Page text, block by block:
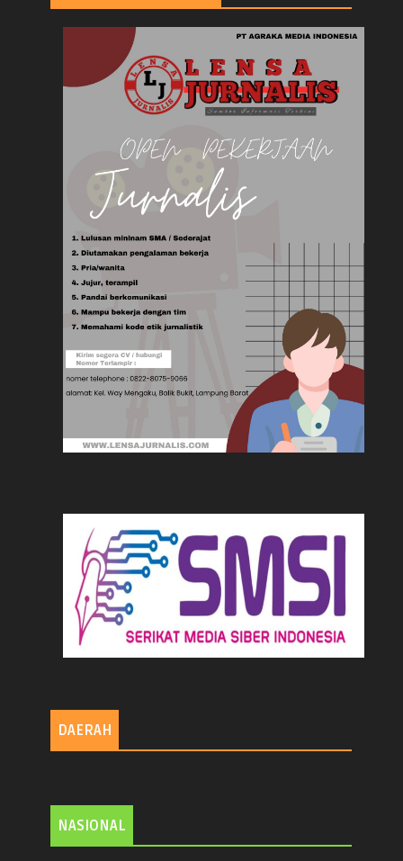
DAERAH
NASIONAL